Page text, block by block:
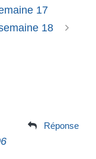
17
18
Réponse